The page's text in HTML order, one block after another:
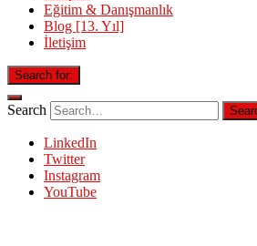
Eğitim & Danışmanlık
Blog [13. Yıl]
İletişim
Search for:
Search
LinkedIn
Twitter
Instagram
YouTube